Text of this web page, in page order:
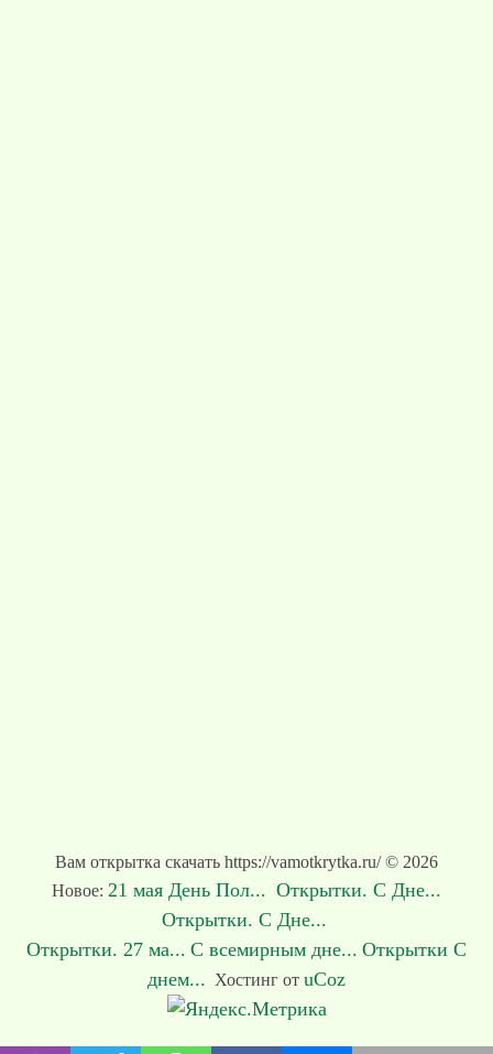
Вам открытка скачать https://vamotkrytka.ru/ © 2026
Новое: 21 мая День Пол... Открытки. С Дне...
Открытки. С Дне...
Открытки. 27 ма... С всемирным дне... Открытки С
днем... Хостинг от uCoz